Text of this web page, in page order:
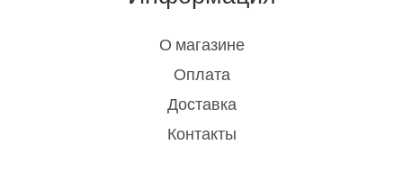
О магазине
Оплата
Доставка
Контакты